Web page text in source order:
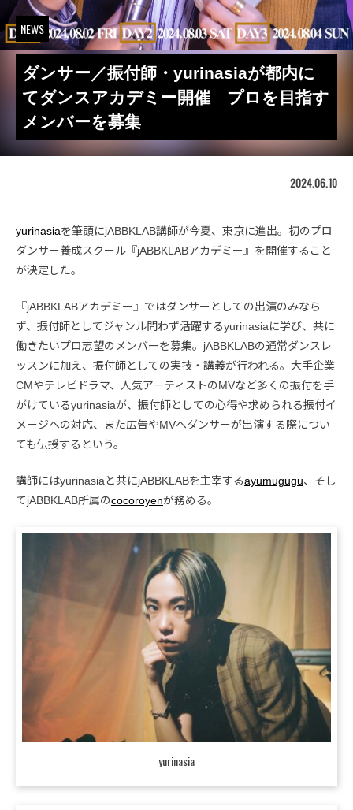
NEWS
ダンサー／振付師・yurinasiaが都内に
てダンスアカデミー開催 プロを目指す
メンバーを募集
2024.06.10
yurinasiaを筆頭にjABBKLAB講師が今夏、東京に進出。初のプロ
ダンサー養成スクール『jABBKLABアカデミー』を開催すること
が決定した。
『jABBKLABアカデミー』ではダンサーとしての出演のみなら
ず、振付師としてジャンル問わず活躍するyurinasiaに学び、共に
働きたいプロ志望のメンバーを募集。jABBKLABの通常ダンスレ
ッスンに加え、振付師としての実技・講義が行われる。大手企業
CMやテレビドラマ、人気アーティストのMVなど多くの振付を手
がけているyurinasiaが、振付師としての心得や求められる振付イ
メージへの対応、また広告やMVへダンサーが出演する際につい
ても伝授するという。
講師にはyurinasiaと共にjABBKLABを主宰するayumugugu、そし
てjABBKLAB所属のcocoroyenが務める。
yurinasia